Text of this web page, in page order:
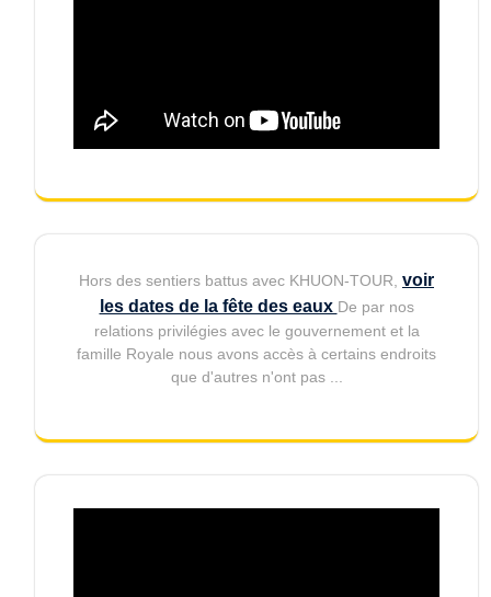
Hors des sentiers battus avec KHUON-TOUR, voir
les dates de la fête des eaux De par nos
relations privilégies avec le gouvernement et la
famille Royale nous avons accès à certains endroits
que d'autres n'ont pas ...